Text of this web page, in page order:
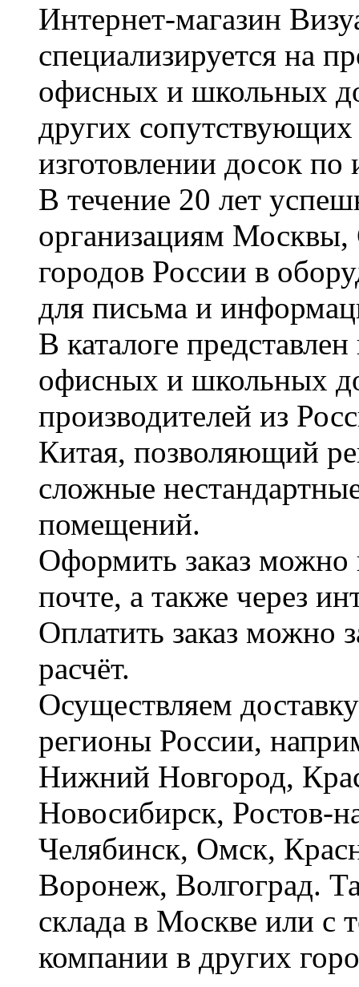
Интернет-магазин
специализируется на
офисных и школьных
других сопутствующих
изготовлении досок по
В течение 20 лет
организациям Москвы,
городов России в
для письма и
В каталоге
офисных и школьных
производителей из
Китая, позволяющий
сложные
помещений.
Оформить заказ можно
почте, а также через
Оплатить заказ можно
расчёт.
Осуществляем
регионы России,
Нижний Новгород,
Новосибирск, Ростов-
Челябинск, Омск,
Воронеж, Волгоград.
склада в Москве или с
компании в других